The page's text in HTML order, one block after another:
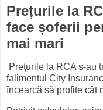
Prețurile la
face șoferii
mai mari
Preţurile la RCA s-au
falimentul City
încearcă să profite cât